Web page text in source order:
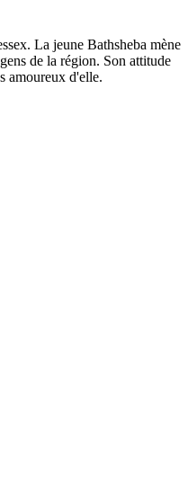
La jeune Bathsheba mène
de la région. Son attitude
amoureux d'elle.